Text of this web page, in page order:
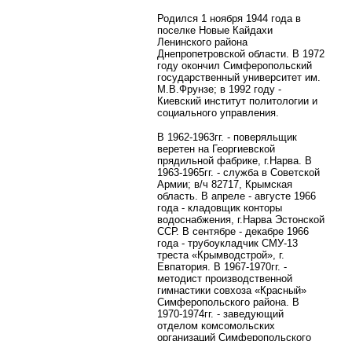
Родился 1 ноября 1944 года в
поселке Новые Кайдахи
Ленинского района
Днепропетровской области. В 1972
году окончил Симферопольский
государственный университет им.
М.В.Фрунзе; в 1992 году -
Киевский институт политологии и
социального управления.
В 1962-1963гг. - поверяльщик
веретен на Георгиевской
прядильной фабрике, г.Нарва. В
1963-1965гг. - служба в Советской
Армии; в/ч 82717, Крымская
область. В апреле - августе 1966
года - кладовщик конторы
водоснабжения, г.Нарва Эстонской
ССР. В сентябре - декабре 1966
года - трубоукладчик СМУ-13
треста «Крымводстрой», г.
Евпатория. В 1967-1970гг. -
методист производственной
гимнастики совхоза «Красный»
Симферопольского района. В
1970-1974гг. - заведующий
отделом комсомольских
организаций Симферопольского